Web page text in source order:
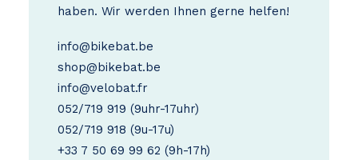
haben. Wir werden Ihnen gerne helfen!
info@bikebat.be
shop@bikebat.be
info@velobat.fr
052/719 919 (9uhr-17uhr)
052/719 918 (9u-17u)
+33 7 50 69 99 62 (9h-17h)